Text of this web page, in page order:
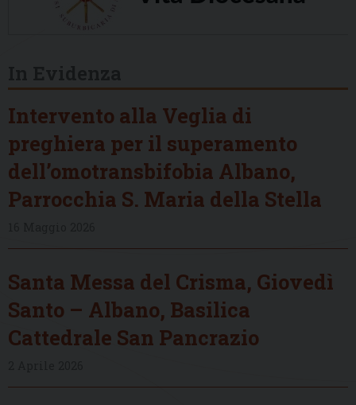
Intervento alla Veglia di
preghiera per il superamento
dell’omotransbifobia Albano,
Parrocchia S. Maria della Stella
Santa Messa del Crisma, Giovedì
Santo – Albano, Basilica
Cattedrale San Pancrazio